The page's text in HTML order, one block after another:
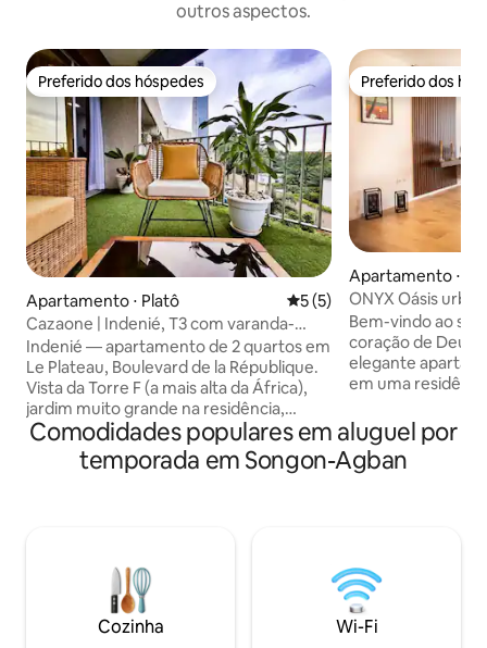
outros aspectos.
Preferido dos hóspedes
Preferido dos hóspedes
Apartamento ⋅ Platô 5 de uma avaliação média
5 (5)
Cazaone | Indenié, T3 com varanda-
jardim Tour F Plateau
Indenié — apartamento de 2 quartos em
Le Plateau, Boulevard de la République.
Vista da Torre F (a mais alta da África),
jardim muito grande na residência,
estacionamento subterrâneo, elevador.
Acomode-se no seu apartamento
iluminado de 2 quartos no coração da
deste apartamento totalmente
equipado com sua varanda com jardim
paisagístico e vista desobstruída, sem
vizinhos olhando. Conforto tranquilo no
Preferido dos
Preferido dos
Apartamento ⋅
ONYX Oásis
jardins @2
Bem-vindo ao
coração de Deux
elegante
em uma
vistas
exuberante. *
e toques chiques
piscina *Localização privilegiada:
localizado em um
plateaux, Rue des
Comodidades populares em aluguel por
temporada em Songon-Agban
Cozinha Wi-Fi